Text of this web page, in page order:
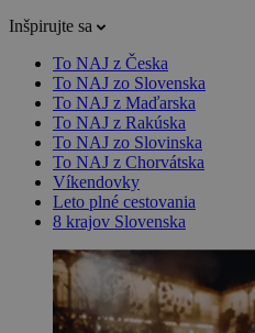
Inšpirujte sa
To NAJ z Česka
To NAJ zo Slovenska
To NAJ z Maďarska
To NAJ z Rakúska
To NAJ zo Slovinska
To NAJ z Chorvátska
Víkendovky
Leto plné cestovania
8 krajov Slovenska